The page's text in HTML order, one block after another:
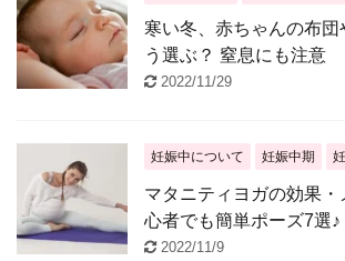
寒い冬、赤ちゃんの布
う選ぶ？ 窒息にも注意
2022/11/29
妊娠中について 妊娠中期
マタニティヨガの効果・
心者でも簡単ポーズ7選♪
2022/11/9